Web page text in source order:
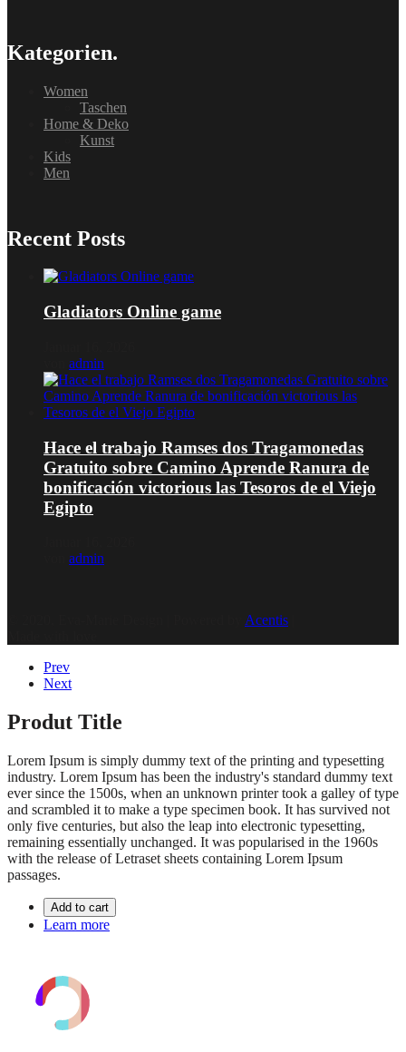
Kategorien.
Women
Taschen
Home & Deko
Kunst
Kids
Men
Recent Posts
Gladiators Online game
admin
Hace el trabajo Ramses dos Tragamonedas
Gratuito sobre Camino Aprende Ranura de
bonificación victorious las Tesoros de el Viejo
Egipto
admin
Acentis
Prev
Next
Produt Title
Lorem Ipsum is simply dummy text of the printing and typesetting
industry. Lorem Ipsum has been the industry's standard dummy text
ever since the 1500s, when an unknown printer took a galley of type
and scrambled it to make a type specimen book. It has survived not
only five centuries, but also the leap into electronic typesetting,
remaining essentially unchanged. It was popularised in the 1960s
with the release of Letraset sheets containing Lorem Ipsum
passages.
Add to cart
Learn more